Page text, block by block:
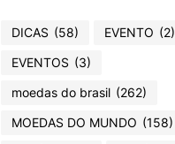
DICAS (58) EVENTO (2)
EVENTOS (3)
moedas do brasil (262)
MOEDAS DO MUNDO (158)